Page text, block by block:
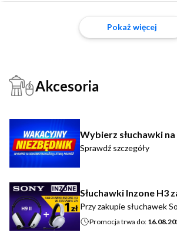
Pokaż więcej
Akcesoria
Wybierz słuchawki
Sprawdź szczegóły
Słuchawki Inzone H3
Przy zakupie słuchawek
Promocja trwa do: